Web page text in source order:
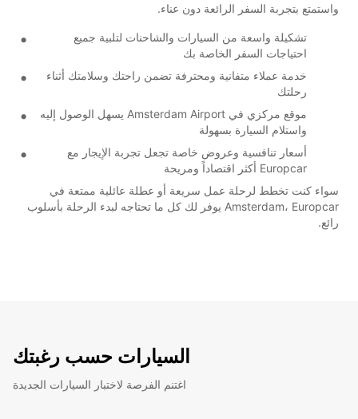
واستمتع بتجربة السفر الرائعة دون عناء.
تشكيلة واسعة من السيارات والشاحنات لتلبية جميع
احتياجات السفر الخاصة بك
خدمة عملاء متفانية ومحترفة تضمن راحتك وسلامتك أثناء
رحلتك
موقع مركزي في Amsterdam Airport يسهل الوصول إليه
واستلام السيارة بسهولة
أسعار تنافسية وعروض خاصة تجعل تجربة الإيجار مع
Europcar أكثر اقتصاداً ومريحة
سواء كنت تخطط لرحلة عمل سريعة أو عطلة عائلية ممتعة في
Amsterdam، Europcar يوفر لك كل ما تحتاجه لبدء الرحلة بأسلوب
رائع.
السيارات حسب رغبتك
اغتنم الفرصة لاختبار السيارات الجديدة